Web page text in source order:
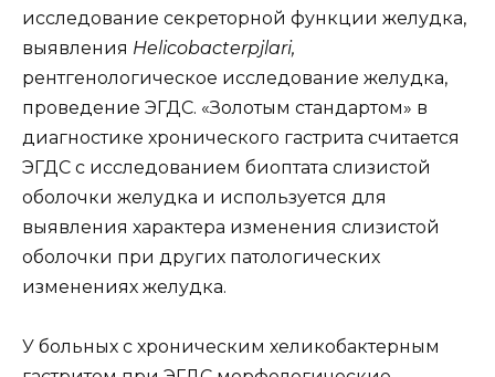
исследование секреторной функции желудка,
выявления Helicobacterpjlari,
рентгенологическое исследование желудка,
проведение ЭГДС. «Золотым стандартом» в
диагностике хронического гастрита считается
ЭГДС с исследованием биоптата слизистой
оболочки желудка и используется для
выявления характера изменения слизистой
оболочки при других патологических
изменениях желудка.
У больных с хроническим хеликобактерным